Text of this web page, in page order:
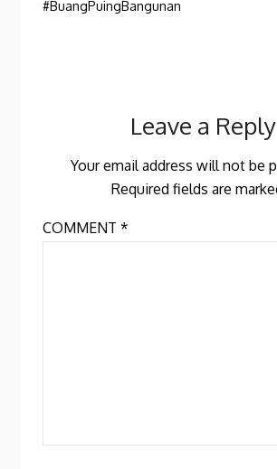
#BuangPuingBangunan
Leave a Reply
Your email address will not be
Required fields are
COMMENT*